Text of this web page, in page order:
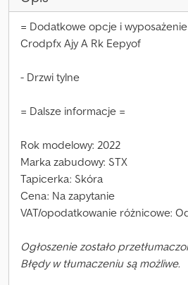
= Dodatkowe opcje i
Crodpfx Ajy A Rk Eepyof
- Drzwi tylne
= Dalsze informacje =
Rok modelowy: 2022
Marka zabudowy: STX
Tapicerka: Skóra
Cena: Na zapytanie
VAT/opodatkowanie różnicowe:
Ogłoszenie zostało
Błędy w tłumaczeniu są możliwe.